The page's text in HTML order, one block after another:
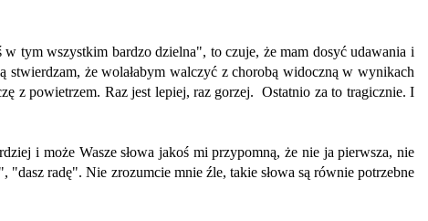
w tym wszystkim bardzo dzielna", to czuje, że mam dosyć udawania i
że wolałabym walczyć z chorobą widoczną w wynikach
z powietrzem. Raz jest lepiej, raz gorzej. Ostatnio za to tragicznie. I
i może Wasze słowa jakoś mi przypomną, że nie ja pierwsza, nie
radę". Nie zrozumcie mnie źle, takie słowa są równie potrzebne